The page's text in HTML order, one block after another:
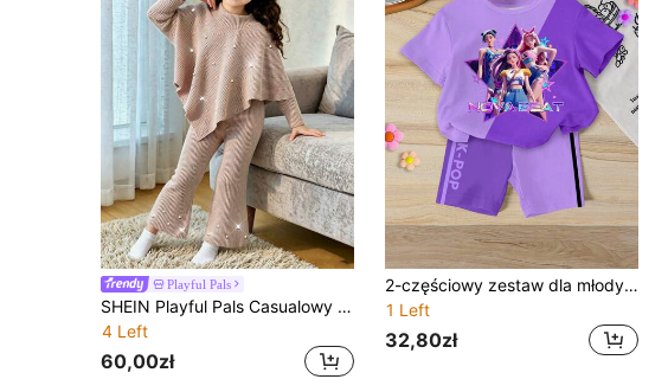
Playful Pals
SHEIN Playful Pals Casualowy komplet 2-częściowy dla młodych dziewcząt na wiosnę/jesień/zimę, białe zdobienie z koralików z przodu, asymetryczny dzianinowy sweter z wysokim kołnierzem z prążkowanej szczotkowanej tkaniny, gładki khaki T-shirt z długim rękawem i casualowe dzwony z koralikowym wykończeniem nogawek, elegancki styl lady, wysokiej jakości, do szkoły, na co dzień, na wyjścia, podróże i imprezy, sezon powrotu do szkoły
4 Left
60,00zł
2-częściowy zestaw dla młodych dziewcząt: swobodna moda koreańska K-POP, koszulka z krótkim rękawem i okrągłym dekoltem, kontrastowy fioletowy T-shirt, wygodny strój na co dzień, festiwal, wiosnę/lato
1 Left
32,80zł